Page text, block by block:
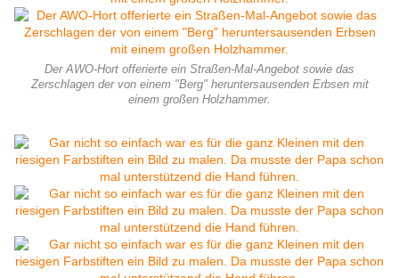
Der AWO-Hort offerierte ein Straßen-Mal-Angebot sowie das
Zerschlagen der von einem "Berg" heruntersausenden Erbsen mit
einem großen Holzhammer.